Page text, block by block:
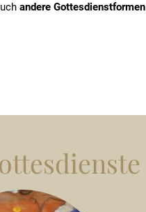
andere Gottesdienstformen